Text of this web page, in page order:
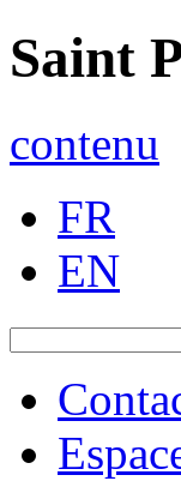
Saint
contenu
FR
EN